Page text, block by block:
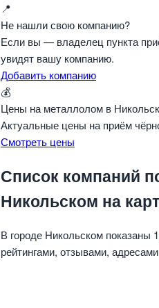
📍
Не нашли свою компанию?
Если вы — владелец пункта
увидят вашу компанию.
Добавить компанию
💰
Цены на металлолом в
Актуальные цены на приём
Смотреть цены
Список компаний
Никольском на
В городе Никольском показаны
рейтингами, отзывами,